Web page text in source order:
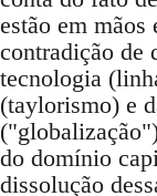
estão em mãos
contradição de
tecnologia
(taylorismo) e
do domínio
dissolução